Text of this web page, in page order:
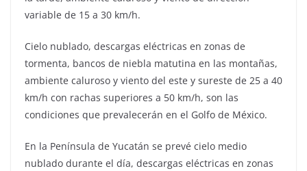
variable de 15 a 30 km/h.
Cielo nublado, descargas eléctricas en zonas de
tormenta, bancos de niebla matutina en las montañas,
ambiente caluroso y viento del este y sureste de 25 a 40
km/h con rachas superiores a 50 km/h, son las
condiciones que prevalecerán en el Golfo de México.
En la Península de Yucatán se prevé cielo medio
nublado durante el día, descargas eléctricas en zonas